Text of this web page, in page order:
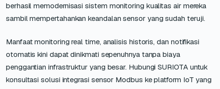
berhasil memodernisasi sistem monitoring kualitas air mereka
sambil mempertahankan keandalan sensor yang sudah teruji.
Manfaat monitoring real time, analisis historis, dan notifikasi
otomatis kini dapat dinikmati sepenuhnya tanpa biaya
penggantian infrastruktur yang besar. Hubungi SURIOTA untuk
konsultasi solusi integrasi sensor Modbus ke platform IoT yang